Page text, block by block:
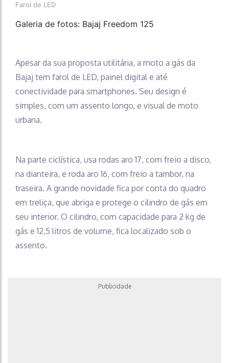
Farol de LED
Galeria de fotos: Bajaj Freedom 125
Apesar da sua proposta utilitária, a moto a gás da
Bajaj tem farol de LED, painel digital e até
conectividade para smartphones. Seu design é
simples, com um assento longo, e visual de moto
urbana.
Na parte ciclística, usa rodas aro 17, com freio a disco,
na dianteira, e roda aro 16, com freio a tambor, na
traseira. A grande novidade fica por conta do quadro
em treliça, que abriga e protege o cilindro de gás em
seu interior. O cilindro, com capacidade para 2 kg de
gás e 12,5 litros de volume, fica localizado sob o
assento.
Publicidade